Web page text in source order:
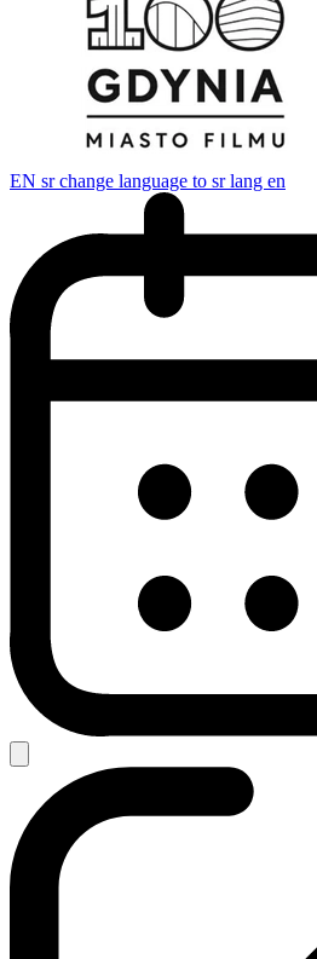
EN sr change language to sr lang en